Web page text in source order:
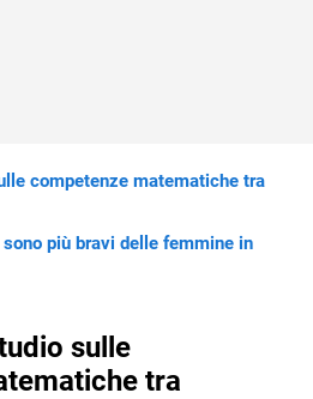
competenze matematiche tra
più bravi delle femmine in
sulle
tra